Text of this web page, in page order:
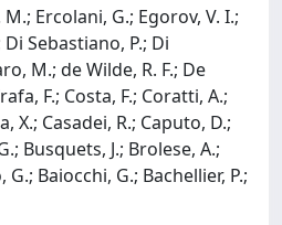
Ercolani, G.; Egorov, V. I.;
Sebastiano, P.; Di
M.; de Wilde, R. F.; De
F.; Costa, F.; Coratti, A.;
X.; Casadei, R.; Caputo, D.;
Busquets, J.; Brolese, A.;
Baiocchi, G.; Bachellier, P.;